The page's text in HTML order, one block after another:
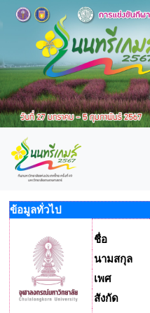
ข้อมูลทั่วไป
ชื่อ
นามสกุล
เพศ
สังกัด